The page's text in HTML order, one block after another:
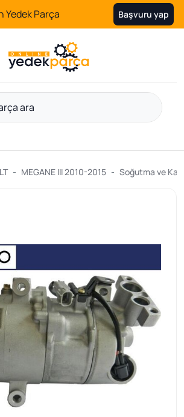
Yedek Parça Başvuru yap
MEGANE III 2010-2015 Soğutma ve